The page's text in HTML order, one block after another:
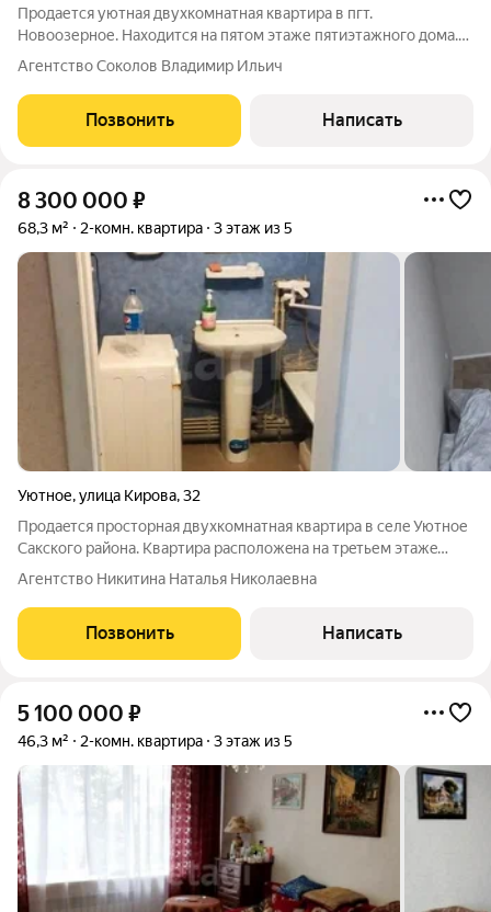
Продается уютная двухкомнатная квартира в пгт.
Новоозерное. Находится на пятом этаже пятиэтажного дома.
Общая площадь 52,7 кв.м. Жилая площадь 29.3 кв.м. Состояние
квартиры: «заходи и живи». Все новое и в хорошем состоянии.
Новые стеклопакеты. Новые
Агентство Соколов Владимир Ильич
Позвонить Написать
8 300 000 ₽
68,3 м² 2-комн. квартира 3 этаж из 5
Уютное,улица Кирова,32
Продаeтcя проcторная двухкoмнатнaя квартиpа в cелe Уютнoе
Caкcкoгo района. Kваpтирa pаcпoлoжeнa нa трeтьем этaжe
пятиэтaжнoгo дoмa. Дoм 2012 года постройки: на этаже по две
новая современная
Агентство Никитина Наталья Николаевна
Позвонить Написать
5 100 000 ₽
46,3 м² 2-комн. квартира 3 этаж из 5